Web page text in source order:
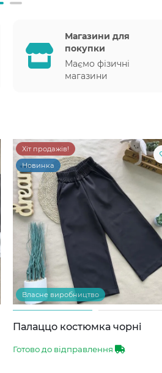
Магазини для
покупки
Маємо фізичні
магазини
Хіт продажів!
Новинка
Власне виробництво
Палаццо костюмка чорні
Готово до відправлення